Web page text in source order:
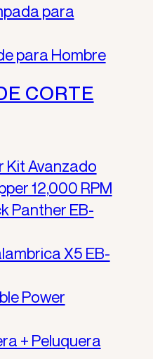
para
para Hombre
CORTE
Kit Avanzado
12,000 RPM
Panther EB-
X5​ EB-
Power
+ Peluquera